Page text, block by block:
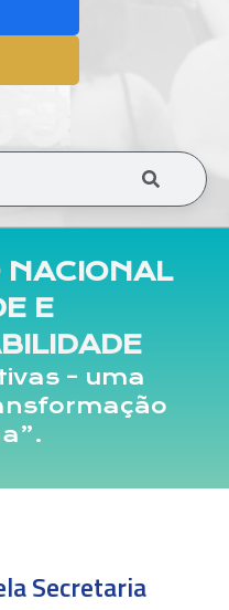
NACIONAL
E
– uma
Secretaria